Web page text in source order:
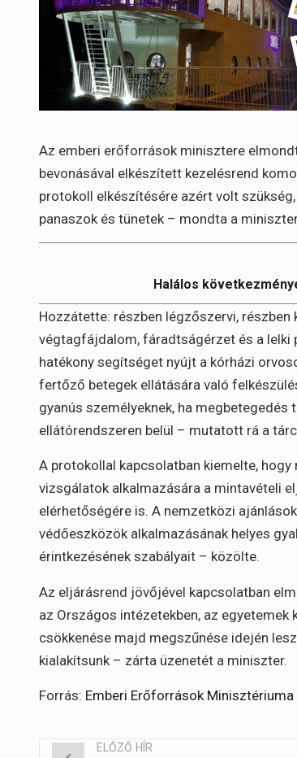
Az emberi erőforrások minisztere
bevonásával elkészített kezelésrend
protokoll elkészítésére azért volt
panaszok és tünetek – mondta a
Halálos
Hozzátette: részben légzőszervi,
végtagfájdalom, fáradtságérzet és a lelki
hatékony segítséget nyújt a kórházi
fertőző betegek ellátására való
gyanús személyeknek, ha
ellátórendszeren belül – mutatott rá a
A protokollal kapcsolatban kiemelte,
vizsgálatok alkalmazására a mintavételi
elérhetőségére is. A nemzetközi
védőeszközök alkalmazásának helyes
érintkezésének szabályait – közölte.
Az eljárásrend jövőjével kapcsolatban
az Országos intézetekben, az egyetemek
csökkenése majd megszűnése idején
kialakítsunk – zárta üzenetét a miniszter.
Forrás: Emberi Erőforrások Minisztériuma
ELŐZŐ HÍR